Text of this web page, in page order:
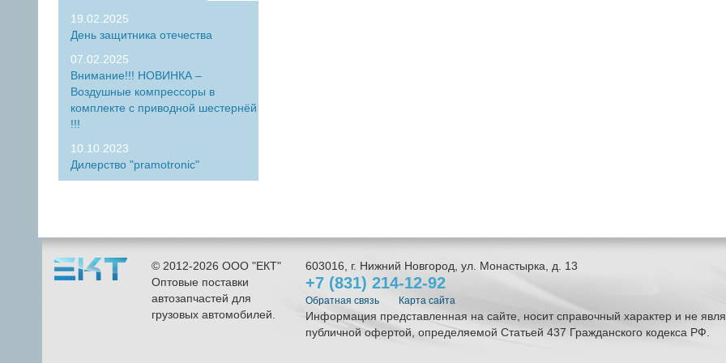
19.02.2025
День защитника отечества
07.02.2025
Внимание!!! НОВИНКА –
Воздушные компрессоры в
комплекте с приводной шестернёй
!!!
10.10.2023
Дилерство "pramotronic"
© 2012-2026 ООО "ЕКТ"
Оптовые поставки
автозапчастей для
грузовых автомобилей.
603016 , г. Нижний Новгород ул. Монастырка, д. 13
+7 (831) 214-12-92
Обратная связь Карта сайта
Информация представленная на сайте, носит справочный характер и не
публичной офертой, определяемой Статьей 437 Гражданского кодекса РФ.